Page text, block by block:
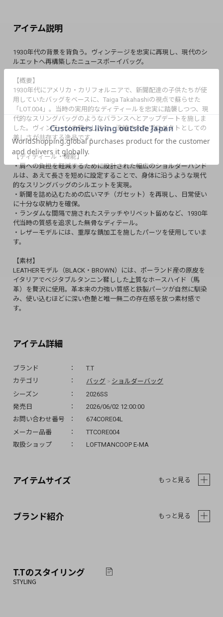
アイテム詳細
ブランド
T.T
カテゴリ
バッグ > ショルダーバッグ
シーズン
2026SS
発売日
2026/06/02 12:00:00
お問い合わせ番号
674CORE04L
メーカー品番
TTCORE004
取扱ショップ
LOFTMANCOOP E-MA
アイテム説明
1930年代の背景を背負う。ヴィンテージを忠実に再現し、現代のシ
ルエットへ再構築したニュースボーイバッグ。
【概要】
1930年代にアメリカ・カリフォルニアで、新聞配達の子供たちが使
用していたバッグをベースに、Taiga Takahashiの視点で蘇らせた
「LOT.004」。当時の実用的なディティールを忠実に踏襲しつつ、現
代的なスリングバッグのようなバランスへとアップデートを施しま
した。ヴィンテージの荒々しさと、洗練されたプロダクトとしての
美しさが共存する逸品です。
【ディティール・機能】
・肩への負担を軽減するために設計された幅広のショルダーハンド
ルは、あえて長さを短めに設定することで、身体に沿うような現代
的なスリングバッグのシルエットを実現。
・新聞を詰め込むための広いマチ（ガセット）を再現し、日常使い
に十分な収納力を確保。
・ランダムな間隔で施されたステッチやリベット留めなど、1930年
代当時の質感を追求した無骨なディテール。
・レザーモデルには、重厚な錆加工を施したパーツを使用していま
す。
【素材】
LEATHERモデル（BLACK・BROWN）には、ポーランド産の原皮を
イタリアでベジタブルタンニン鞣しした上質なホースハイド（馬
革）を贅沢に使用。革本来の力強い質感と鉄製パーツが自然に馴染
み、使い込むほどに深い色艶と唯一無二の存在感を放つ素材感で
す。
アイテムサイズ もっと見る
ブランド紹介 もっと見る
T.Tのスタイリング